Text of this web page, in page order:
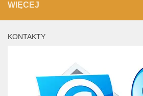
WIĘCEJ
KONTAKTY